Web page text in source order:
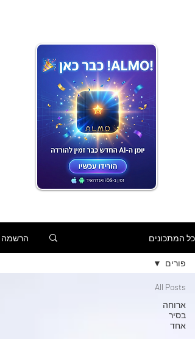
כל המתכונים הרשמה
All Posts
ארוחה
בסיר
אחד
פורים